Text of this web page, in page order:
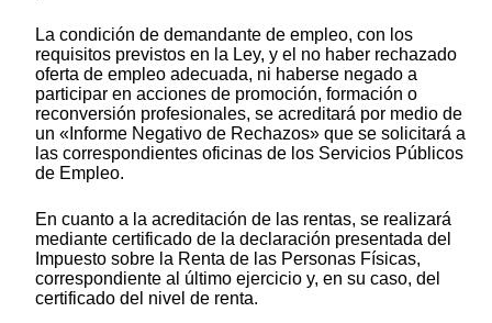
La condición de demandante de empleo, con los
requisitos previstos en la Ley, y el no haber rechazado
oferta de empleo adecuada, ni haberse negado a
participar en acciones de promoción, formación o
reconversión profesionales, se acreditará por medio de
un «Informe Negativo de Rechazos» que se solicitará a
las correspondientes oficinas de los Servicios Públicos
de Empleo.
En cuanto a la acreditación de las rentas, se realizará
mediante certificado de la declaración presentada del
Impuesto sobre la Renta de las Personas Físicas,
correspondiente al último ejercicio y, en su caso, del
certificado del nivel de renta.